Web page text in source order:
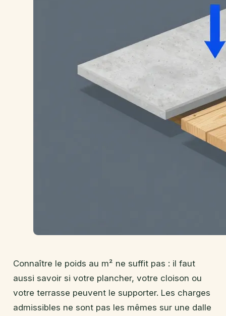
Connaître le poids au m² ne suffit pas : il faut
aussi savoir si votre plancher, votre cloison ou
votre terrasse peuvent le supporter. Les charges
admissibles ne sont pas les mêmes sur une dalle